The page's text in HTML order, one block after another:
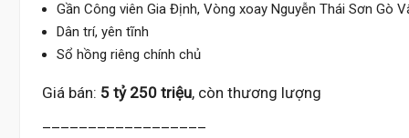
Gần Công viên Gia Định, Vòng xoay Nguyễn Thái Sơn Gò
Dân trí, yên tĩnh
Sổ hồng riêng chính chủ
Giá bán: 5 tỷ 250 triệu, còn thương lượng